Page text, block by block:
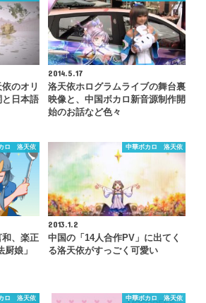
のオリ
日本語
2014.5.17
洛天依ホログラムライブの舞台裏
映像と、中国ボカロ新音源制作開
始のお話など色々
ロ 洛天依
和、楽正
娘」
中華ボカロ 洛天依
2013.1.2
中国の「14人合作PV」に出てく
る洛天依がすっごく可愛い
ロ 洛天依 中華ボカロ 洛天依